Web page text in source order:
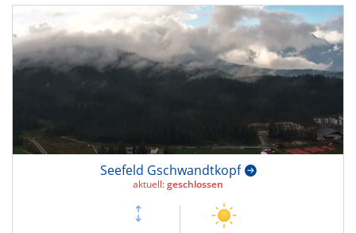
Seefeld Gschwandtkopf
aktuell:geschlossen